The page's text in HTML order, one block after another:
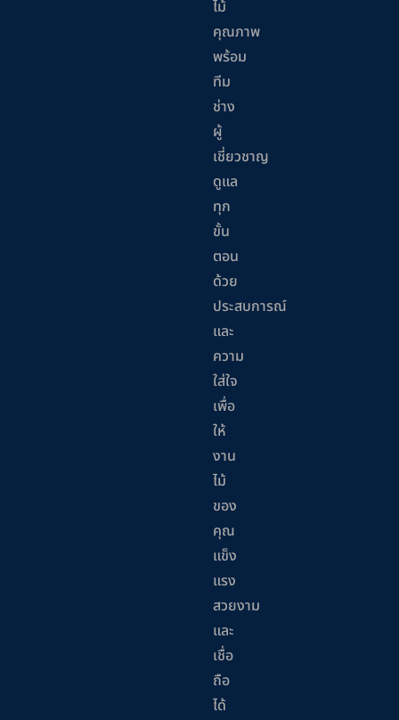
ไม้
คุณภาพ
พร้อม
ทีม
ช่าง
ผู้
เชี่ยวชาญ
ดูแล
ทุก
ขั้น
ตอน
ด้วย
ประสบการณ์
และ
ความ
ใส่ใจ
เพื่อ
ให้
งาน
ไม้
ของ
คุณ
แข็ง
แรง
สวยงาม
และ
เชื่อ
ถือ
ได้